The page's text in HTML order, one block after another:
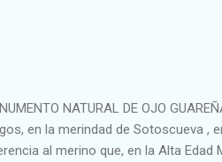
NATURAL DE OJO
en la merindad de Sotoscueva ,
al merino que, en la Alta